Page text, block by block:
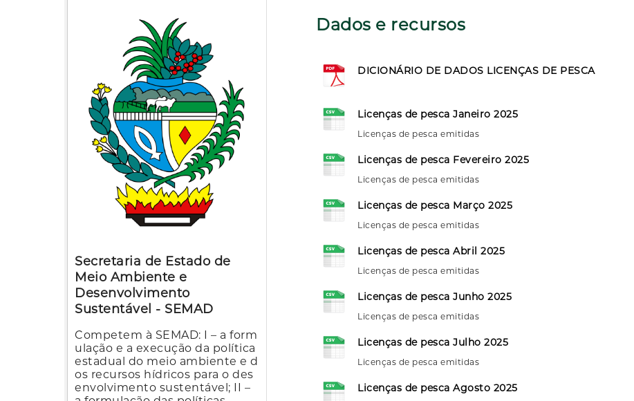
Secretaria de Estado de
Meio Ambiente e
Desenvolvimento
Sustentável - SEMAD
Competem à SEMAD: I – a form
ulação e a execução da política
estadual do meio ambiente e d
os recursos hídricos para o des
envolvimento sustentável; II –
Dados e recursos
DICIONÁRIO DE DADOS LICENÇAS DE PESCA
Licenças de pesca Janeiro 2025
Licenças de pesca emitidas
Licenças de pesca Fevereiro 2025
Licenças de pesca emitidas
Licenças de pesca Março 2025
Licenças de pesca emitidas
Licenças de pesca Abril 2025
Licenças de pesca emitidas
Licenças de pesca Junho 2025
Licenças de pesca emitidas
Licenças de pesca Julho 2025
Licenças de pesca emitidas
Licenças de pesca Agosto 2025